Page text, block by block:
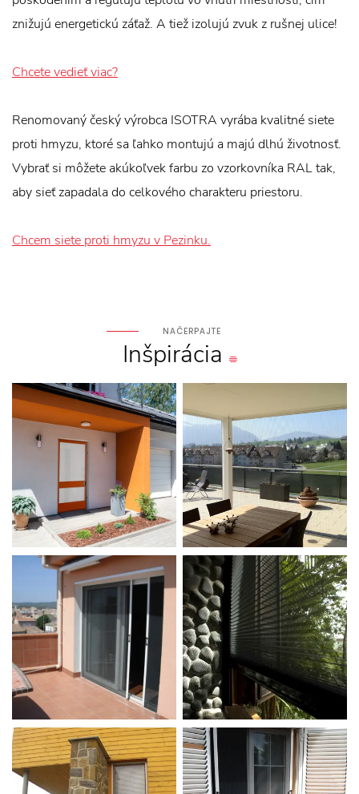
znižujú energetickú záťaž. A tiež izolujú zvuk z rušnej ulice!
Chcete vedieť viac?
Renomovaný český výrobca ISOTRA vyrába kvalitné siete
proti hmyzu, ktoré sa ľahko montujú a majú dlhú životnosť.
Vybrať si môžete akúkoľvek farbu zo vzorkovníka RAL tak,
aby sieť zapadala do celkového charakteru priestoru.
Chcem siete proti hmyzu v Pezinku.
NAČERPAJTE
Inšpirácia